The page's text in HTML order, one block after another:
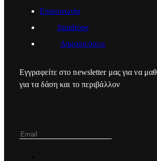
Επικοινωνία
Junidrone
Δημοσιεύσεις
Εγγραφείτε στο newsletter μας για να
για τα δάση και το περιβάλλον